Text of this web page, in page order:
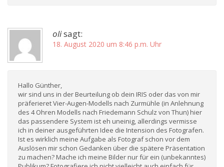
olisagt:
18. August 2020 um 8:46 p.m. Uhr
Hallo Günther,
wir sind uns in der Beurteilung ob dein IRIS oder das von mir
präferieret Vier-Augen-Modells nach Zurmühle (in Anlehnung
des 4 Ohren Modells nach Friedemann Schulz von Thun) hier
das passendere System ist eh uneinig, allerdings vermisse
ich in deiner ausgeführten Idee die Intension des Fotografen.
Ist es wirklich meine Aufgabe als Fotograf schon vor dem
Auslösen mir schon Gedanken über die spätere Präsentation
zu machen? Mache ich meine Bilder nur für ein (unbekanntes)